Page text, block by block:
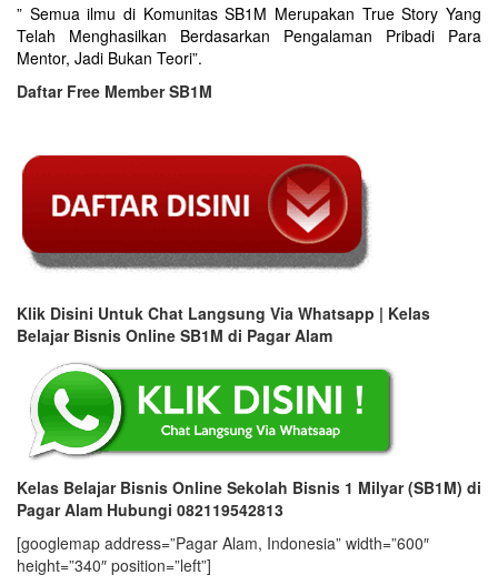
” Semua ilmu di Komunitas SB1M Merupakan True Story Yang
Telah Menghasilkan Berdasarkan Pengalaman Pribadi Para
Mentor, Jadi Bukan Teori”.
Daftar Free Member SB1M
Klik Disini Untuk Chat Langsung Via Whatsapp | Kelas
Belajar Bisnis Online SB1M di Pagar Alam
Kelas Belajar Bisnis Online Sekolah Bisnis 1 Milyar (SB1M) di
Pagar Alam Hubungi 082119542813
[googlemap address=”Pagar Alam, Indonesia” width=”600″
height=”340″ position=”left”]